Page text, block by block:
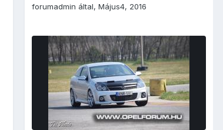
forumadmin által, Május4, 2016